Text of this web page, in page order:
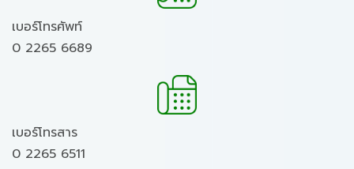
เบอร์โทรศัพท์
0 2265 6689
เบอร์โทรสาร
0 2265 6511